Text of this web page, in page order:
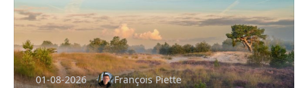
01-08-2026 François Piette